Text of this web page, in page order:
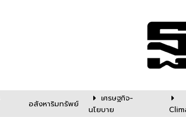
อสังหาริมทรัพย์
เศรษฐกิจ-
นโยบาย